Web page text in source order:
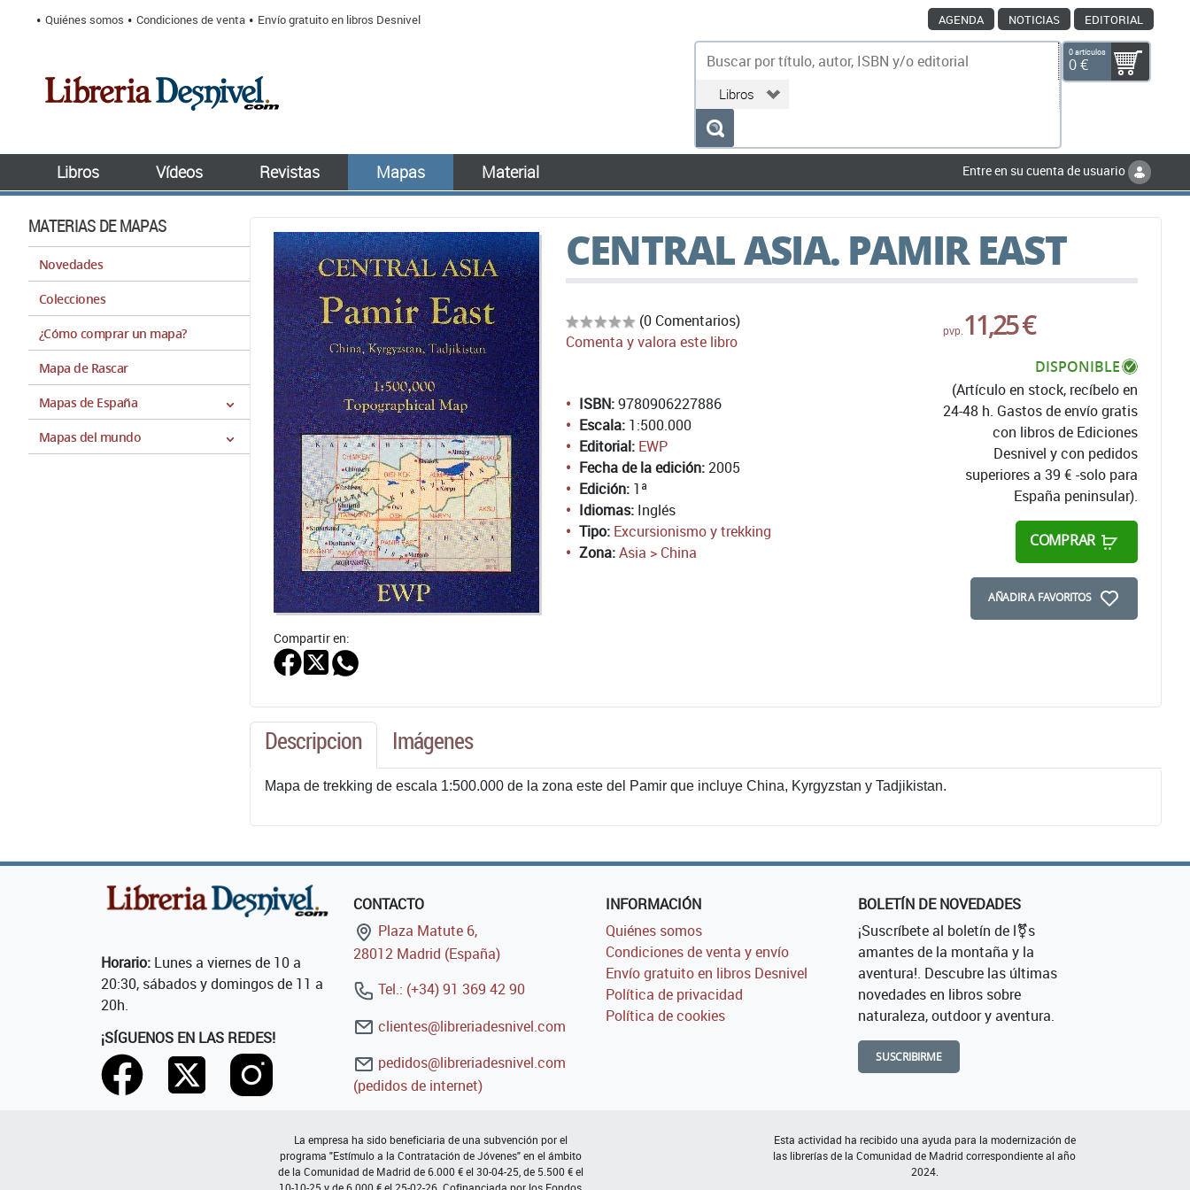
Quiénes somos Condiciones de venta Envío gratuito en libros Desnivel AGENDA NOTICIAS EDITORIAL
0 artículos
0 €
Libros Vídeos Revistas Mapas Material Entre en su cuenta de usuario
MATERIAS DE MAPAS
Novedades
Colecciones
¿Cómo comprar un mapa?
Mapa de Rascar
Mapas de España
Mapas del mundo
CENTRAL ASIA. PAMIR EAST
Compartir en:
(0 Comentarios)
Comenta y valora este libro
pvp.11,25 €
DISPONIBLE
(Artículo en stock, recíbelo en
24-48 h. Gastos de envío gratis
con libros de Ediciones
Desnivel y con pedidos
superiores a 39 € -solo para
España peninsular).
COMPRAR
AÑADIR A FAVORITOS
ISBN:9780906227886
Escala: 1:500.000
Editorial: EWP
Fecha de la edición:2005
Edición: 1ª
Idiomas: Inglés
Tipo: Excursionismo y trekking
Zona:Asia > China
Descripcion Imágenes
Mapa de trekking de escala 1:500.000 de la zona este del Pamir que incluye China, Kyrgyzstan y Tadjikistan.
Horario: Lunes a viernes de 10 a
20:30, sábados y domingos de 11 a
20h.
¡SÍGUENOS EN LAS REDES!
CONTACTO
Plaza Matute 6,
28012 Madrid (España)
Tel.: (+34) 91 369 42 90
clientes@libreriadesnivel.com
pedidos@libreriadesnivel.com
(pedidos de internet)
INFORMACIÓN
Quiénes somos
Condiciones de venta y envío
Envío gratuito en libros Desnivel
Política de privacidad
Política de cookies
BOLETÍN DE NOVEDADES
¡Suscríbete al boletín de l⚧s
amantes de la montaña y la
aventura!. Descubre las últimas
novedades en libros sobre
naturaleza, outdoor y aventura.
SUSCRIBIRME
La empresa ha sido beneficiaria de una subvención por el
programa "Estímulo a la Contratación de Jóvenes" en el ámbito
de la Comunidad de Madrid de 6.000 € el 30-04-25, de 5.500 € el
Esta actividad ha recibido una ayuda para la modernización de
las librerías de la Comunidad de Madrid correspondiente al año
2024.